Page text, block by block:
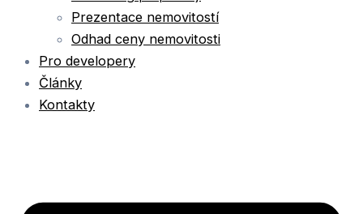
Prezentace nemovitostí
Odhad ceny nemovitosti
Pro developery
Články
Kontakty